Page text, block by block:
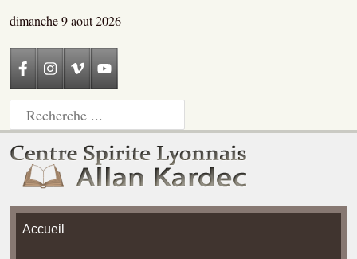
dimanche 9 aout 2026
Accueil